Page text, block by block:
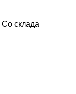
Со склада